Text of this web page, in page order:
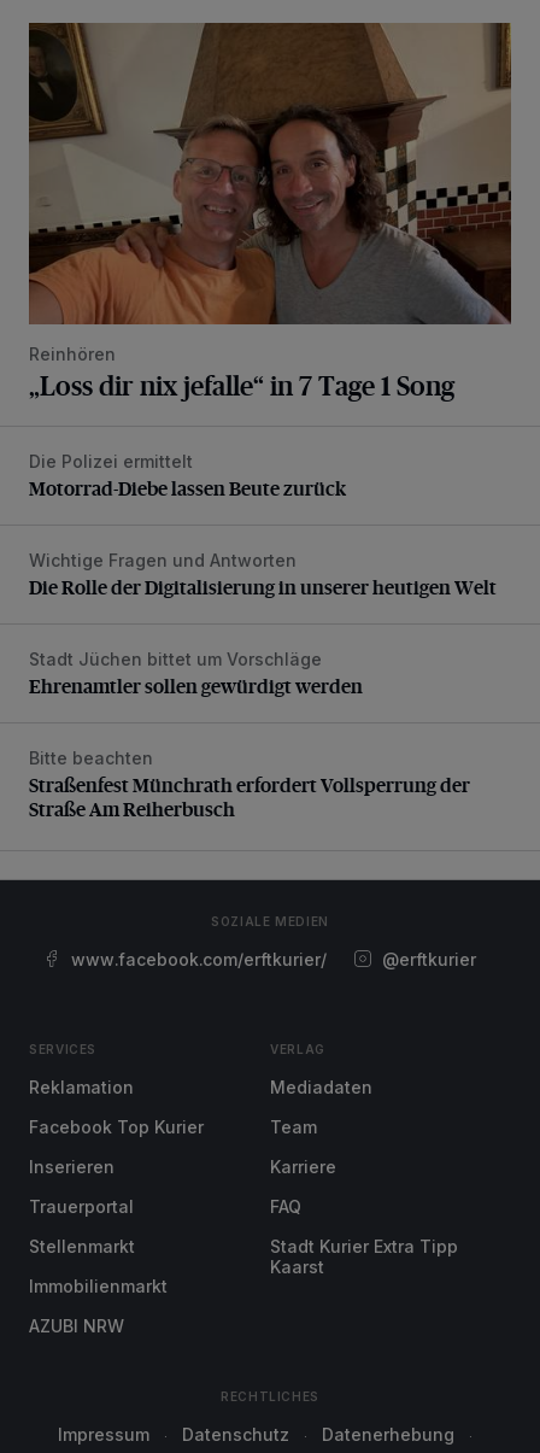
„Loss dir nix jefalle“ in 7 Tage 1 Song
Reinhören
„Loss dir nix jefalle“ in 7 Tage 1 Song
Motorrad-Diebe lassen Beute zurück
Die Polizei ermittelt
Motorrad-Diebe lassen Beute zurück
Die Rolle der Digitalisierung in unserer heutigen Welt
Wichtige Fragen und Antworten
Die Rolle der Digitalisierung in unserer heutigen Welt
Ehrenamtler sollen gewürdigt werden
Stadt Jüchen bittet um Vorschläge
Ehrenamtler sollen gewürdigt werden
Straßenfest Münchrath erfordert Vollsperrung der Straße
Bitte beachten
Straßenfest Münchrath erfordert Vollsperrung der
Straße Am Reiherbusch
SOZIALE MEDIEN
www.facebook.com/erftkurier/ @erftkurier
SERVICES
Reklamation
Facebook Top Kurier
Inserieren
Trauerportal
Stellenmarkt
Immobilienmarkt
AZUBI NRW
VERLAG
Mediadaten
Team
Karriere
FAQ
Stadt Kurier Extra Tipp
Kaarst
RECHTLICHES
Impressum Datenschutz Datenerhebung